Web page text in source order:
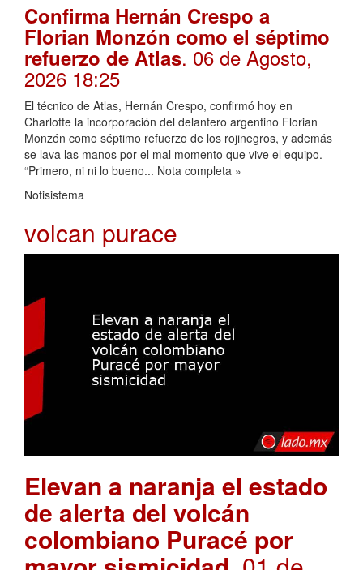
Confirma Hernán Crespo a
Florian Monzón como el séptimo
refuerzo de Atlas. 06 de Agosto,
2026 18:25
El técnico de Atlas, Hernán Crespo, confirmó hoy en
Charlotte la incorporación del delantero argentino Florian
Monzón como séptimo refuerzo de los rojinegros, y además
se lava las manos por el mal momento que vive el equipo.
“Primero, ni ni lo bueno... Nota completa »
Notisistema
volcan purace
Elevan a naranja el estado
de alerta del volcán
colombiano Puracé por